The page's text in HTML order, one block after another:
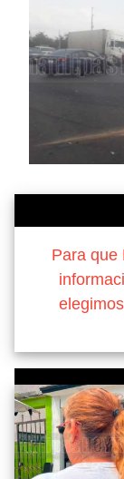
Para que